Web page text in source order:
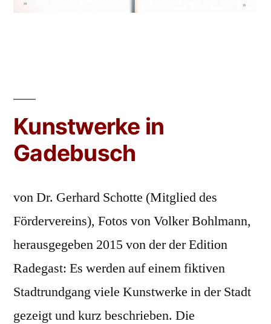
Kunstwerke in
Gadebusch
von Dr. Gerhard Schotte (Mitglied des
Fördervereins), Fotos von Volker Bohlmann,
herausgegeben 2015 von der der Edition
Radegast: Es werden auf einem fiktiven
Stadtrundgang viele Kunstwerke in der Stadt
gezeigt und kurz beschrieben. Die